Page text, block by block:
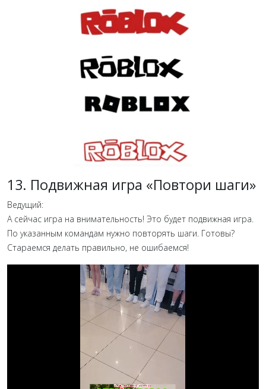
13. Подвижная игра «Повтори шаги»
Ведущий:
А сейчас игра на внимательность! Это будет подвижная игра.
По указанным командам нужно повторять шаги. Готовы?
Стараемся делать правильно, не ошибаемся!